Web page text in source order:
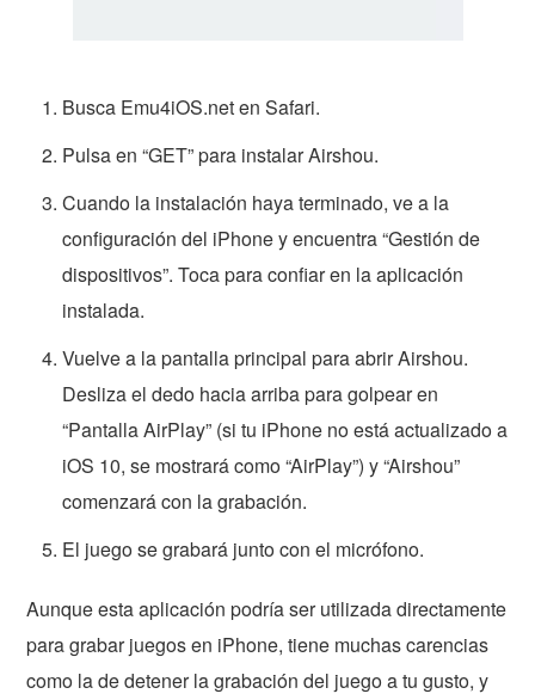
Busca Emu4iOS.net en Safari.
Pulsa en “GET” para instalar Airshou.
Cuando la instalación haya terminado, ve a la
configuración del iPhone y encuentra “Gestión de
dispositivos”. Toca para confiar en la aplicación
instalada.
Vuelve a la pantalla principal para abrir Airshou.
Desliza el dedo hacia arriba para golpear en
“Pantalla AirPlay” (si tu iPhone no está actualizado a
iOS 10, se mostrará como “AirPlay”) y “Airshou”
comenzará con la grabación.
El juego se grabará junto con el micrófono.
Aunque esta aplicación podría ser utilizada directamente
para grabar juegos en iPhone, tiene muchas carencias
como la de detener la grabación del juego a tu gusto, y